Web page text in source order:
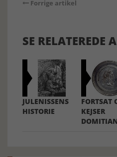
Forrige artikel
SE RELATEREDE
JULENISSENS
HISTORIE
FORTSAT
KEJSER